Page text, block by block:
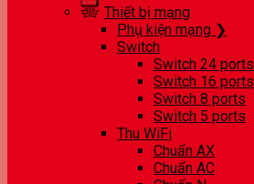
Thiết bị mạng
Phụ kiện mạng ❯
Switch
Switch 24 ports
Switch 16 ports
Switch 8 ports
Switch 5 ports
Thu WiFi
Chuẩn AX
Chuẩn AC